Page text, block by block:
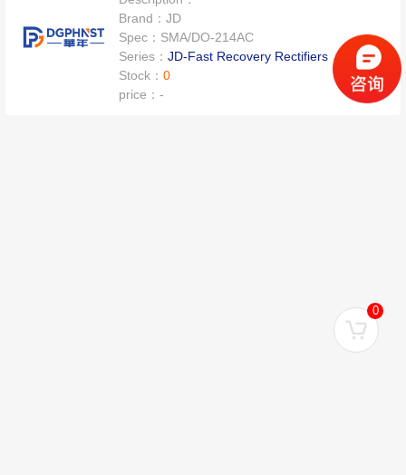
Brand：JD
Spec： SMA/DO-214AC
Series：JD-Fast Recovery Rectifiers
Stock：0
price：-
0